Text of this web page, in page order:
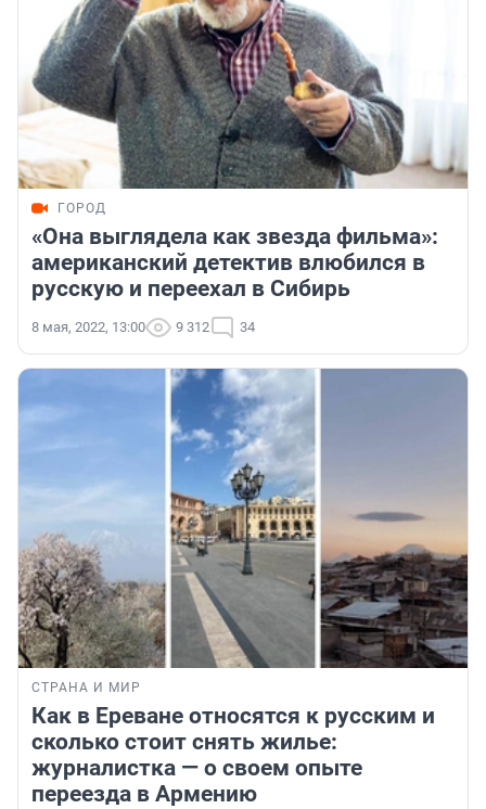
ГОРОД
«Она выглядела как звезда фильма»:
американский детектив влюбился в
русскую и переехал в Сибирь
8 мая, 2022, 13:00 9 312 34
СТРАНА И МИР
Как в Ереване относятся к русским и
сколько стоит снять жилье:
журналистка — о своем опыте
переезда в Армению